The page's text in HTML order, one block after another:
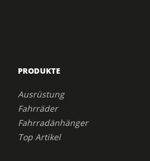
PRODUKTE
Ausrüstung
Fahrräder
Fahrradänhänger
Top Artikel